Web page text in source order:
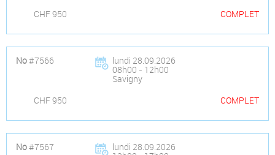
CHF 950
COMPLET
No#7566 lundi 28.09.2026
08h00 - 12h00
Savigny
CHF 950
COMPLET
No#7567 lundi 28.09.2026